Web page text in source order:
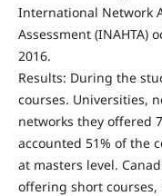
International Network
Assessment (INAHTA)
2016.
Results: During the
courses. Universities,
networks they offered
accounted 51% of the
at masters level.
offering short